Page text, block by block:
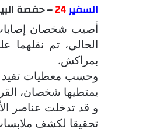
السفير24– حفصة
الحالي، تم
بمراكش.
وحسب معطيات تفيد
يمتطيها شخصان،
و قد تدخلت عناصر
تحقيقا لكشف